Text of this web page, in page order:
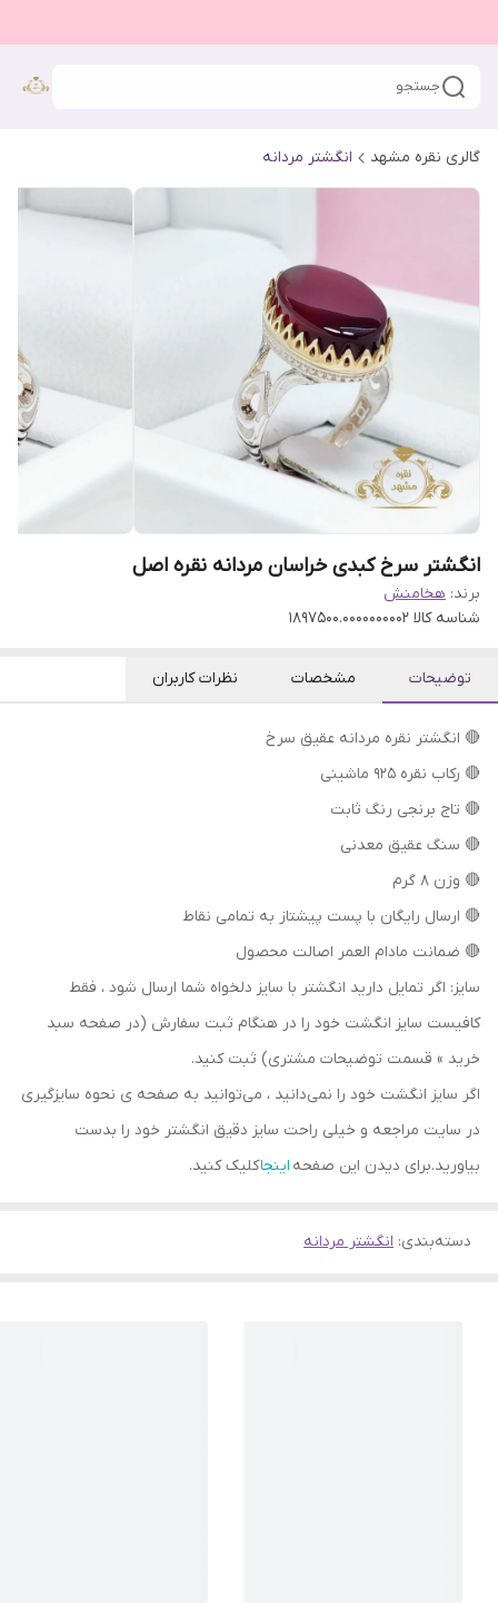
جستجو
گالری نقره مشهد انگشتر مردانه
انگشتر سرخ کبدی خراسان مردانه نقره اصل
برند: هخامنش
شناسه کالا 1897500.0000000002
توضیحات مشخصات نظرات کاربران
🔴 انگشتر نقره مردانه عقیق سرخ
🔴 رکاب نقره 925 ماشینی
🔴 تاج برنجی رنگ ثابت
🔴 سنگ عقیق معدنی
🔴 وزن 8 گرم
🔴 ارسال رایگان با پست پیشتاز به تمامی نقاط
🔴 ضمانت مادام العمر اصالت محصول
سایز: اگر تمایل دارید انگشتر با سایز دلخواه شما ارسال شود ، فقط
کافیست سایز انگشت خود را در هنگام ثبت سفارش (در صفحه سبد
خرید » قسمت توضیحات مشتری) ثبت کنید.
اگر سایز انگشت خود را نمی‌دانید ، می‌توانید به صفحه ی نحوه سایزگیری
در سایت مراجعه و خیلی راحت سایز دقیق انگشتر خود را بدست
بیاورید.برای دیدن این صفحه اینجاکلیک کنید.
دسته‌بندی: انگشتر مردانه